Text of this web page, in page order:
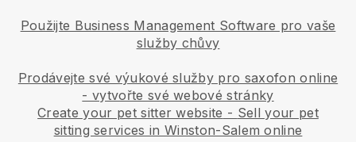
Použijte Business Management Software pro vaše
služby chůvy
Prodávejte své výukové služby pro saxofon online
- vytvořte své webové stránky
Create your pet sitter website - Sell your pet
sitting services in Winston-Salem online